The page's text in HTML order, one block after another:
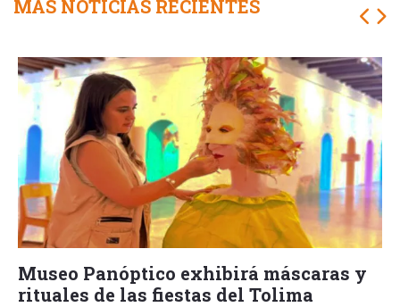
MÁS NOTICIAS RECIENTES
Museo Panóptico exhibirá máscaras y
rituales de las fiestas del Tolima